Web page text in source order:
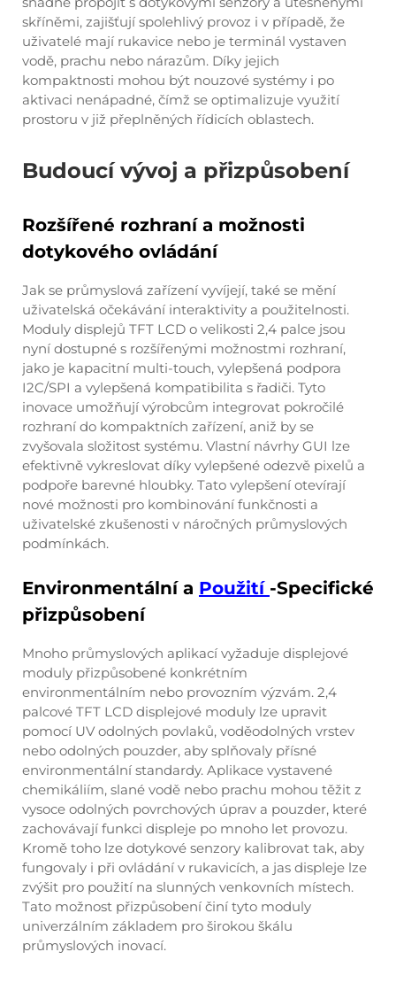
skříněmi, zajišťují spolehlivý provoz i v případě, že
uživatelé mají rukavice nebo je terminál vystaven
vodě, prachu nebo nárazům. Díky jejich
kompaktnosti mohou být nouzové systémy i po
aktivaci nenápadné, čímž se optimalizuje využití
prostoru v již přeplněných řídicích oblastech.
Budoucí vývoj a přizpůsobení
Rozšířené rozhraní a možnosti
dotykového ovládání
Jak se průmyslová zařízení vyvíjejí, také se mění
uživatelská očekávání interaktivity a použitelnosti.
Moduly displejů TFT LCD o velikosti 2,4 palce jsou
nyní dostupné s rozšířenými možnostmi rozhraní,
jako je kapacitní multi-touch, vylepšená podpora
I2C/SPI a vylepšená kompatibilita s řadiči. Tyto
inovace umožňují výrobcům integrovat pokročilé
rozhraní do kompaktních zařízení, aniž by se
zvyšovala složitost systému. Vlastní návrhy GUI lze
efektivně vykreslovat díky vylepšené odezvě pixelů a
podpoře barevné hloubky. Tato vylepšení otevírají
nové možnosti pro kombinování funkčnosti a
uživatelské zkušenosti v náročných průmyslových
podmínkách.
Environmentální a Použití -Specifické
přizpůsobení
Mnoho průmyslových aplikací vyžaduje displejové
moduly přizpůsobené konkrétním
environmentálním nebo provozním výzvám. 2,4
palcové TFT LCD displejové moduly lze upravit
pomocí UV odolných povlaků, voděodolných vrstev
nebo odolných pouzder, aby splňovaly přísné
environmentální standardy. Aplikace vystavené
chemikáliím, slané vodě nebo prachu mohou těžit z
vysoce odolných povrchových úprav a pouzder, které
zachovávají funkci displeje po mnoho let provozu.
Kromě toho lze dotykové senzory kalibrovat tak, aby
fungovaly i při ovládání v rukavicích, a jas displeje lze
zvýšit pro použití na slunných venkovních místech.
Tato možnost přizpůsobení činí tyto moduly
univerzálním základem pro širokou škálu
průmyslových inovací.